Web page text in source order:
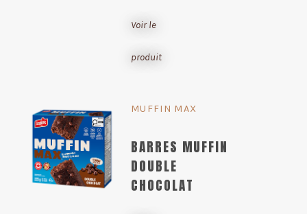
Voir le
produit
MUFFIN MAX
BARRES MUFFIN
DOUBLE
CHOCOLAT